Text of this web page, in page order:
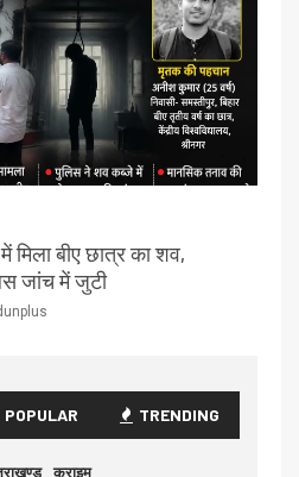
मिला बीए छात्र का शव,
जांच में जुटी
POPULAR TRENDING
क्राइम